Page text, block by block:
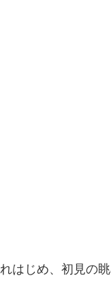
はじめ、初見の